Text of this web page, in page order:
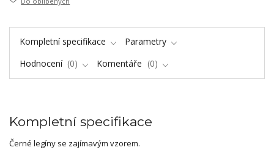
Kompletní specifikace
Parametry
Hodnocení
0 Komentáře 0
Kompletní specifikace
Černé legíny se zajímavým vzorem.